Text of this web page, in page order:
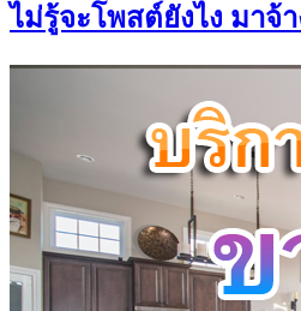
ไม่รู้จะโพสต์ยังไง มาจ้